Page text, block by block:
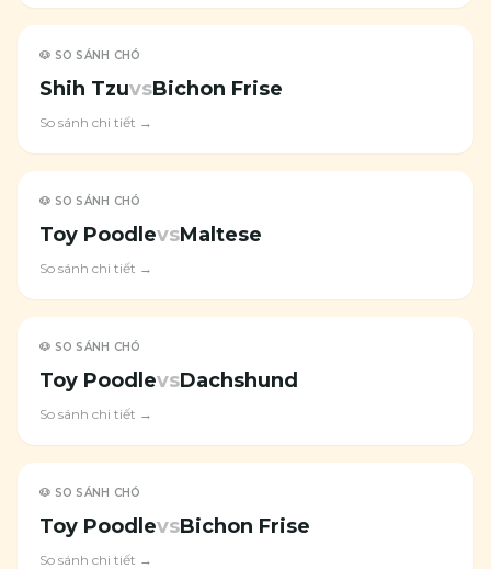
🐶 SO SÁNH CHÓ
Shih TzuvsBichon Frise
So sánh chi tiết →
🐶 SO SÁNH CHÓ
Toy PoodlevsMaltese
So sánh chi tiết →
🐶 SO SÁNH CHÓ
Toy PoodlevsDachshund
So sánh chi tiết →
🐶 SO SÁNH CHÓ
Toy PoodlevsBichon Frise
So sánh chi tiết →